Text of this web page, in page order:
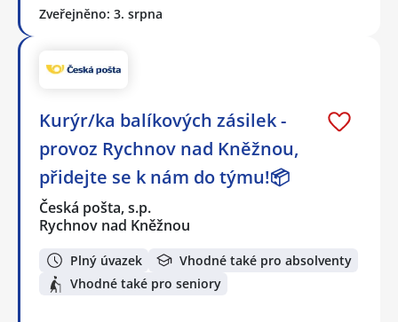
Zveřejněno: 3. srpna
Kurýr/ka balíkových zásilek -
provoz Rychnov nad Kněžnou,
přidejte se k nám do týmu!📦
Česká pošta, s.p.
Rychnov nad Kněžnou
Plný úvazek
Vhodné také pro absolventy
Vhodné také pro seniory